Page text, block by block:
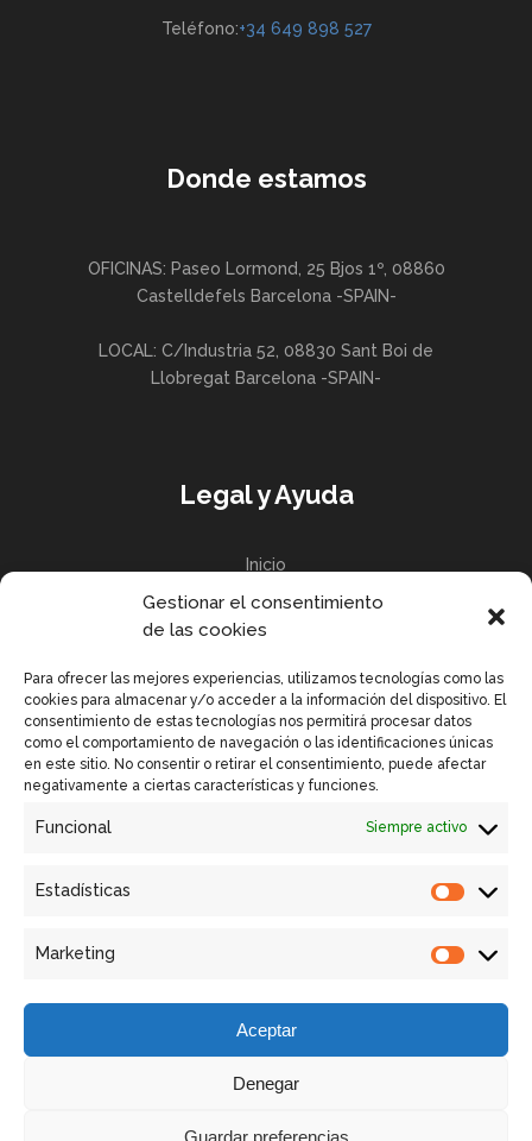
Gestionar el consentimiento
de las cookies
Para ofrecer las mejores experiencias, utilizamos tecnologías como las
cookies para almacenar y/o acceder a la información del dispositivo. El
consentimiento de estas tecnologías nos permitirá procesar datos
como el comportamiento de navegación o las identificaciones únicas
en este sitio. No consentir o retirar el consentimiento, puede afectar
negativamente a ciertas características y funciones.
Funcional Siempre activo
Estadísticas
Marketing
Aceptar
Denegar
Guardar preferencias
Teléfono:+34 649 898 527
Donde estamos
OFICINAS: Paseo Lormond, 25 Bjos 1º, 08860
Castelldefels Barcelona -SPAIN-
LOCAL: C/Industria 52, 08830 Sant Boi de
Llobregat Barcelona -SPAIN-
Legal y Ayuda
Inicio
Política de privacidad
Enlaces Rápidos